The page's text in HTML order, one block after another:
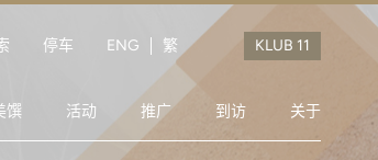
停车 ENG 繁
馔 活动 推广 到访 关于